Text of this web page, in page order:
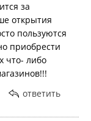
за
открытия
пользуются
приобрести
что- либо
ответить